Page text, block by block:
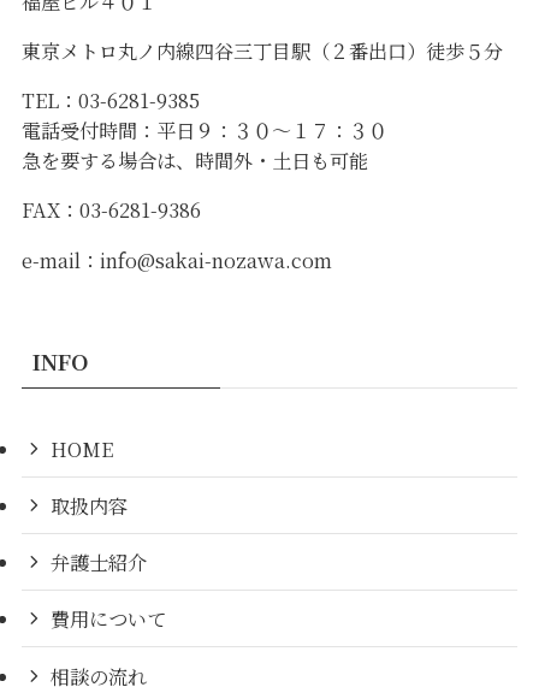
東京メトロ丸ノ内線四谷三丁目駅（２番出口）徒歩５分
TEL： 03-6281-9385
電話受付時間：平日９：３０～１７：３０
急を要する場合は、時間外・土日も可能
FAX： 03-6281-9386
e-mail ： info@sakai-nozawa.com
INFO
HOME
取扱内容
弁護士紹介
費用について
相談の流れ